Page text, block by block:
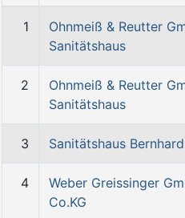
1
Ohnmeiß & Reutter
Sanitätshaus
2
Ohnmeiß & Reutter
Sanitätshaus
3 Sanitätshaus
4
Weber Greissinger
Co.KG